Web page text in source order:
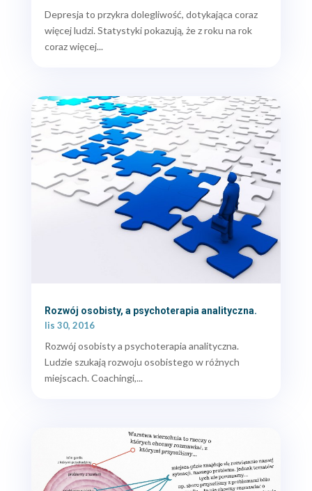
Depresja to przykra dolegliwość, dotykająca coraz
więcej ludzi. Statystyki pokazują, że z roku na rok
coraz więcej...
Rozwój osobisty, a psychoterapia analityczna.
lis 30, 2016
Rozwój osobisty a psychoterapia analityczna.
Ludzie szukają rozwoju osobistego w różnych
miejscach. Coachingi,...